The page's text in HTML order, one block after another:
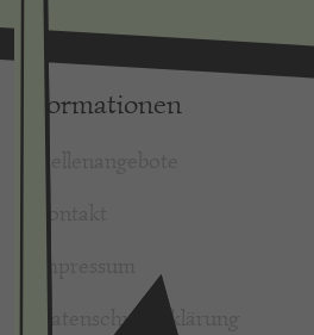
Informationen
Impressum
Datenschutzerklärung